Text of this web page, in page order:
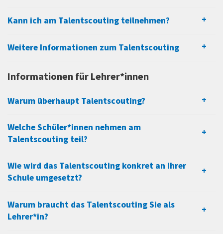
Kann ich am Talentscouting teilnehmen?
Weitere Informationen zum Talentscouting
Informationen für Lehrer*innen
Warum überhaupt Talentscouting?
Welche Schüler*innen nehmen am
Talentscouting teil?
Wie wird das Talentscouting konkret an Ihrer
Schule umgesetzt?
Warum braucht das Talentscouting Sie als
Lehrer*in?